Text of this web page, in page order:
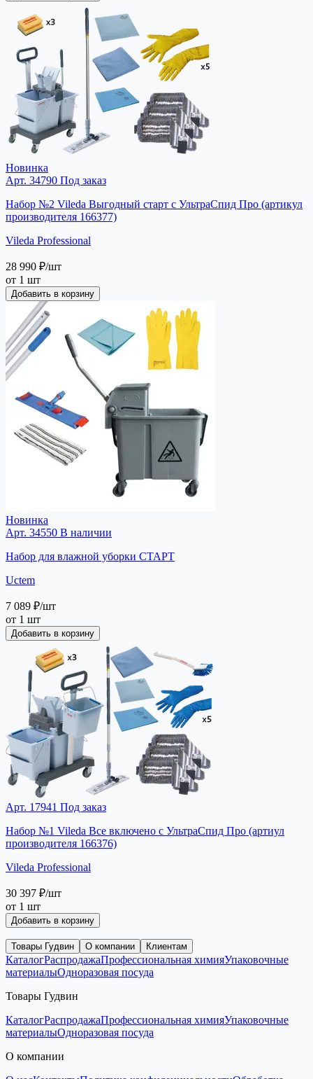
Новинка
Арт. 34790 Под заказ
Набор №2 Vileda Выгодный старт с УльтраСпид Про (артикул
производителя 166377)
Vileda Professional
28 990 ₽/шт
от 1 шт
Добавить в корзину
Новинка
Арт. 34550 В наличии
Набор для влажной уборки СТАРТ
Uctem
7 089 ₽/шт
от 1 шт
Добавить в корзину
Арт. 17941 Под заказ
Набор №1 Vileda Все включено с УльтраСпид Про (артиул
производителя 166376)
Vileda Professional
30 397 ₽/шт
от 1 шт
Добавить в корзину
Товары Гудвин О компании Клиентам
КаталогРаспродажаПрофессиональная химияУпаковочные
материалыОдноразовая посуда
Товары Гудвин
КаталогРаспродажаПрофессиональная химияУпаковочные
материалыОдноразовая посуда
О компании